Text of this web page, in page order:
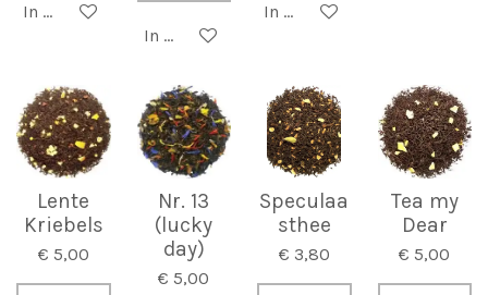
In winkelwagen
In winkelwagen
In winkelwagen
Lente
Kriebels
€ 5,00
Nr. 13
(lucky
day)
€ 5,00
Speculaa
sthee
€ 3,80
Tea my
Dear
€ 5,00